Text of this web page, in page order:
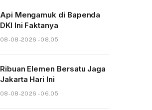
Api Mengamuk di Bapenda
DKI Ini Faktanya
08-08-2026 - 08.05
Ribuan Elemen Bersatu Jaga
Jakarta Hari Ini
08-08-2026 - 06.05